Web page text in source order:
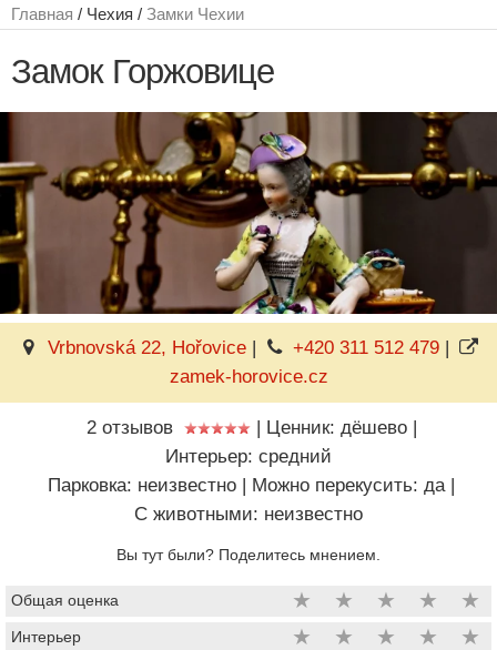
Главная / Чехия / Замки Чехии
Замок Горжовице
Vrbnovská 22, Hořovice| +420 311 512 479 |
zamek-horovice.cz
2 отзывов | Ценник: дёшево |
Интерьер: средний
Парковка: неизвестно | Можно перекусить: да |
C животными: неизвестно
Вы тут были? Поделитесь мнением.
Общая оценка ★ ★ ★ ★ ★
Интерьер ★ ★ ★ ★ ★